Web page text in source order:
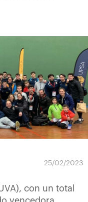
25/02/2023
con un total